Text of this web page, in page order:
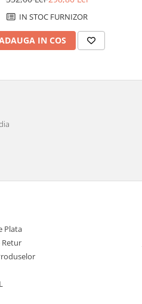
IN STOC FURNIZOR
IN COS
Plata
Retur